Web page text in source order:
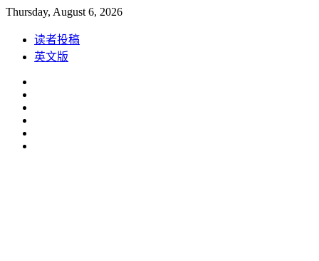
Skip
content
Thursday, August 6, 2026
读者投稿
英文版